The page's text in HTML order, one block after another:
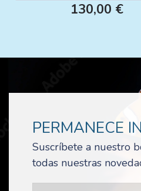
130,00 €
PERMANECE
Suscríbete a nuestro
todas nuestras